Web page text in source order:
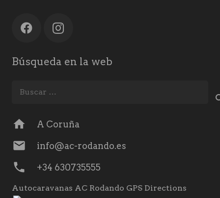
Búsqueda en la web
home A Coruña
mail info@ac-rodando.es
phone +34 630735555
Autocaravanas AC Rodando GPS Directions